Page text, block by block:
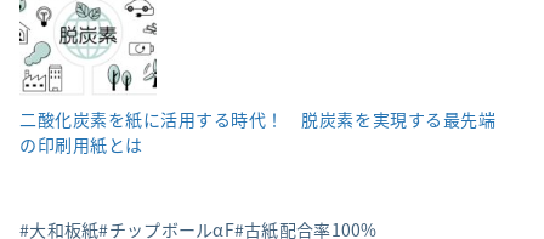
二酸化炭素を紙に活用する時代！ 脱炭素を実現する最先端
の印刷用紙とは
大和板紙 チップボールαF 古紙配合率100%